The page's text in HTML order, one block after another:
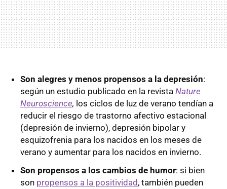
Son alegres y menos propensos a la depresión:
según un estudio publicado en la revista Nature
Neuroscience, los ciclos de luz de verano tendían a
reducir el riesgo de trastorno afectivo estacional
(depresión de invierno), depresión bipolar y
esquizofrenia para los nacidos en los meses de
verano y aumentar para los nacidos en invierno.
Son propensos a los cambios de humor: si bien
son propensos a la positividad , también pueden